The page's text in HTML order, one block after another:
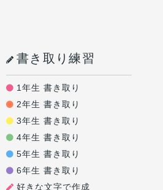
書き取り練習
1年生 書き取り
2年生 書き取り
3年生 書き取り
4年生 書き取り
5年生 書き取り
6年生 書き取り
好きな文字で作成